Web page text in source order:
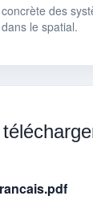
des
le spatial.